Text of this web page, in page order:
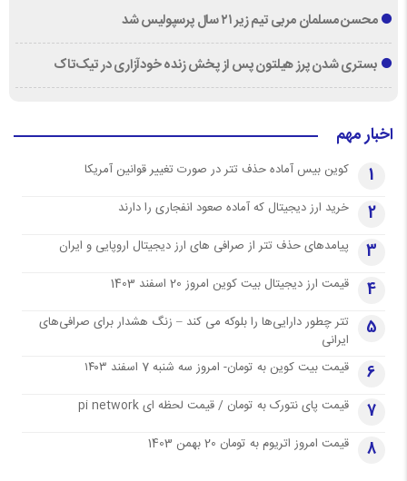
محسن مسلمان مربی تیم زیر ۲۱ سال پرسپولیس شد
بستری شدن پرز هیلتون پس از پخش زنده خودآزاری در تیک‌تاک
اخبار مهم
1 کوین بیس آماده حذف تتر در صورت تغییر قوانین آمریکا
2 خرید ارز دیجیتال که آماده صعود انفجاری را دارند
3 پیامدهای حذف تتر از صرافی های ارز دیجیتال اروپایی و ایران
4 قیمت ارز دیجیتال بیت کوین امروز 20 اسفند 1403
5
تتر چطور دارایی‌ها را بلوکه می کند – زنگ هشدار برای صرافی‌های
ایرانی
6 قیمت بیت کوین به تومان- امروز سه شنبه 7 اسفند ۱۴۰۳
7 قیمت پای نتورک به تومان / قیمت لحظه ای pi network
8 قیمت امروز اتریوم به تومان 20 بهمن 1403